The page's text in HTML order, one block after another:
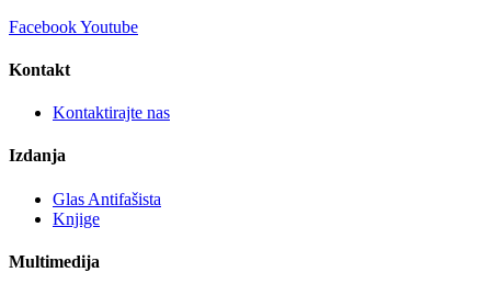
FacebookYoutube
Kontakt
Kontaktirajte nas
Izdanja
Glas Antifašista
Knjige
Multimedija